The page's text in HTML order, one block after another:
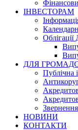
ІНВЕСТОРАМ
Облігації
ДЛЯ
Публічна
НОВИНИ
КОНТАКТИ